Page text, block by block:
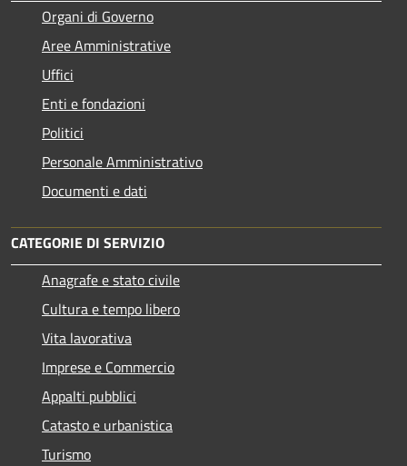
Organi di Governo
Aree Amministrative
Uffici
Enti e fondazioni
Politici
Personale Amministrativo
Documenti e dati
CATEGORIE DI SERVIZIO
Anagrafe e stato civile
Cultura e tempo libero
Vita lavorativa
Imprese e Commercio
Appalti pubblici
Catasto e urbanistica
Turismo